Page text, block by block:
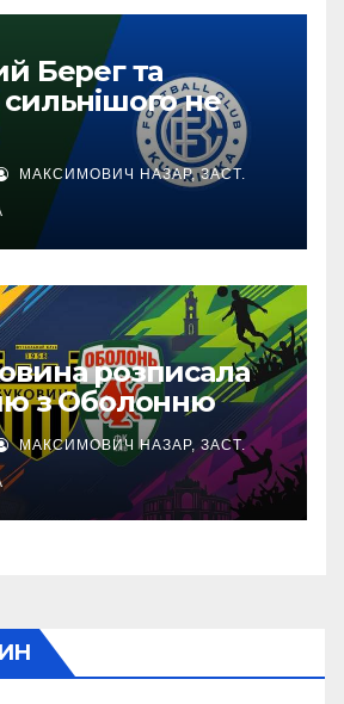
Берег та
сильнішого не
МАКСИМОВИЧ НАЗАР, ЗАСТ.
розписала
з Оболонню
МАКСИМОВИЧ НАЗАР, ЗАСТ.